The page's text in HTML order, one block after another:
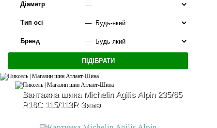
Діаметр
Тип осі
Бренд
Вантажна шина Michelin Agilis Alpin 235/65
R16C 115/113R Зима